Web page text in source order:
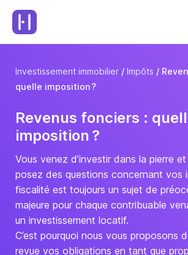
Investissement immobilier Impôts
quelle imposition ?
Revenus fonciers :
imposition ?
Vous venez d’investir dans la pierre
posez des questions concernant vos
fiscalité est toujours un sujet de
majeure pour chaque contribuable
un investissement locatif.
C’est pourquoi nous vous proposons
revue vos obligations en tant que